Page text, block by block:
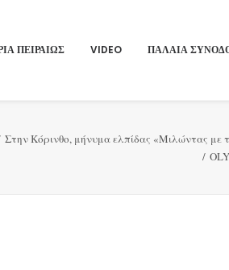
ΠΕΙΡΑΙΏΣ VIDEO ΠΑΛΑΙΑ
Στην Κόρινθο, μήνυμα ελπίδας «Μιλώντας με